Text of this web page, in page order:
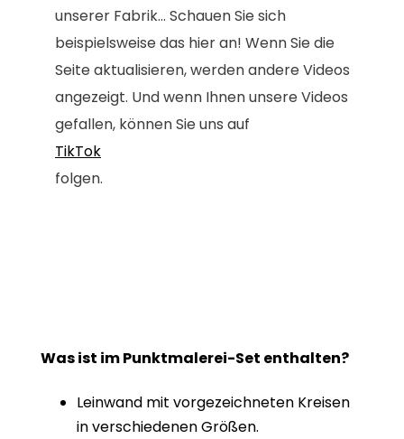
unserer Fabrik... Schauen Sie sich
beispielsweise das hier an! Wenn Sie die
Seite aktualisieren, werden andere Videos
angezeigt. Und wenn Ihnen unsere Videos
gefallen, können Sie uns auf
TikTok
folgen.
Was ist im Punktmalerei-Set enthalten?
Leinwand mit vorgezeichneten Kreisen
in verschiedenen Größen.